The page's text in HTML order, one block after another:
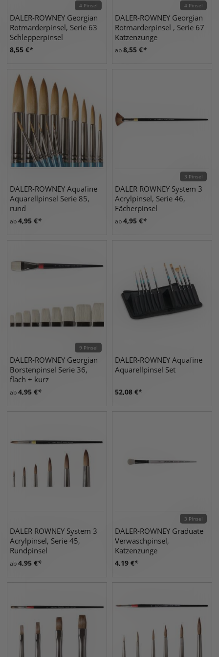
4 Pinsel
DALER-ROWNEY Georgian
Rotmarderpinsel, Serie 63
Schlepperpinsel
8,55 €
4 Pinsel
DALER-ROWNEY Georgian
Rotmarderpinsel , Serie 67
Katzenzunge
ab8,55 €
DALER-ROWNEY Aquafine
Aquarellpinsel Serie 85,
rund
ab4,95 €
3 Pinsel
DALER ROWNEY System 3
Acrylpinsel, Serie 46,
Fächerpinsel
ab4,95 €
9 Pinsel
DALER-ROWNEY Georgian
Borstenpinsel Serie 36,
flach + kurz
ab4,95 €
DALER-ROWNEY Aquafine
Aquarellpinsel Set
52,08 €
DALER ROWNEY System 3
Acrylpinsel, Serie 45,
Rundpinsel
ab4,95 €
3 Pinsel
DALER-ROWNEY Graduate
Verwaschpinsel,
Katzenzunge
Ziegenhaarpinsel
4,19 €